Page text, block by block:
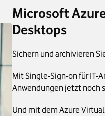
Microsoft
Desktops
Sichern und archivieren
Mit Single-Sign-on für IT-
Anwendungen jetzt noch
Und mit dem Azure